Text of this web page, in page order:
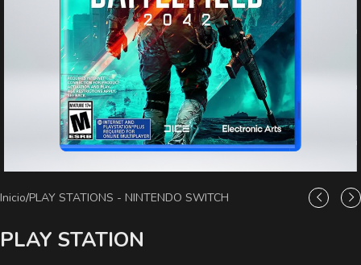
Inicio/PLAY STATIONS - NINTENDO SWITCH
PLAY STATION